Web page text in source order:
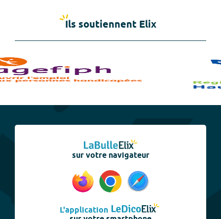
Ils soutiennent Elix
sur votre navigateur
L'application